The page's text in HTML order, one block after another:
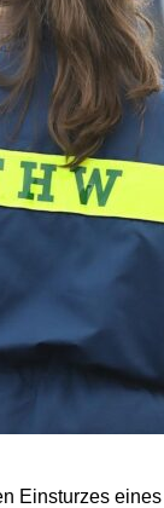
Einsturzes eines